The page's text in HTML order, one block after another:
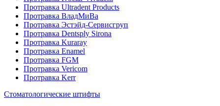
Протравка Ultradent Products
Протравка ВладМиВа
Протравка Эстэйд-Сервисгруп
Протравка Dentsply Sirona
Протравка Kuraray
Протравка Enamel
Протравка FGM
Протравка Vericom
Протравка Kerr
Стоматологические штифты